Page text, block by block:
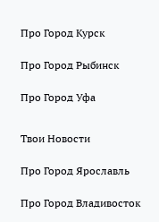
Про Город Курск
Про Город Рыбинск
Про Город Уфа
Твои Новости
Про Город Ярославль
Про Город Владивосток